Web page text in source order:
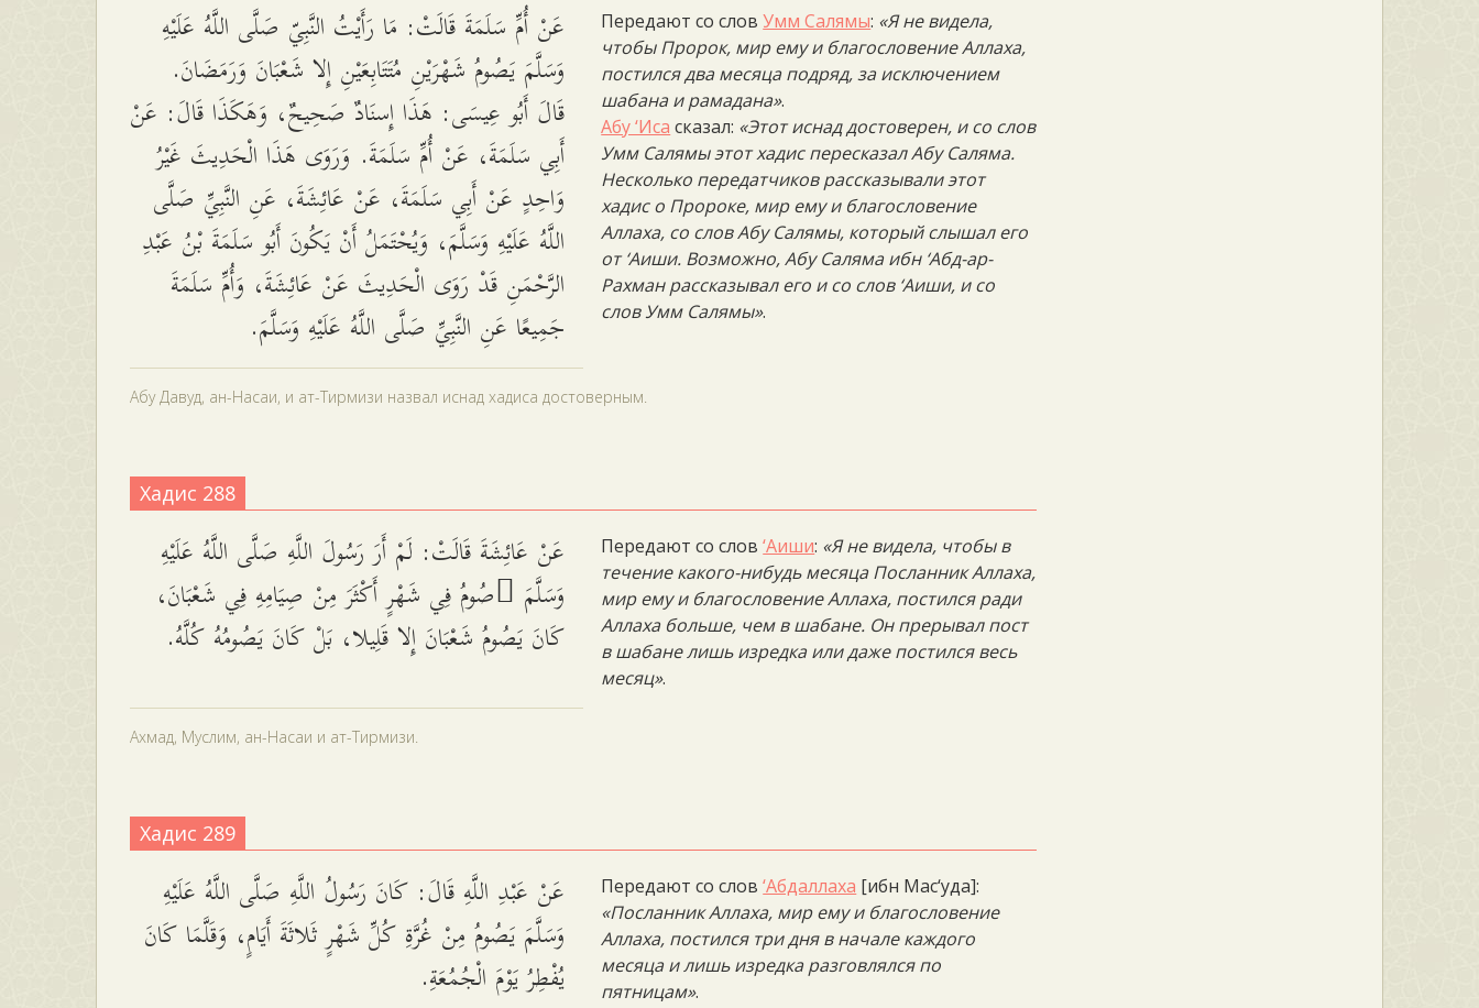
عَنْ أُمِّ سَلَمَةَ قَالَتْ: مَا رَأَيْتُ النَّبِيّ صَلَّى اللَّهُ عَلَيْهِ
وَسَلَّمَ يَصُومُ شَهْرَيْنِ مُتَتَابِعَيْنِ إِلا شَعْبَانَ وَرَمَضَانَ.
قَالَ أَبُو عِيسَى: هَذَا إِسنَادٌ صَحِيحٌ، وَهَكَذَا قَالَ: عَنْ
أَبِي سَلَمَةَ، عَنْ أُمِّ سَلَمَةَ. وَرَوَى هَذَا الْحَدِيثَ غَيْرُ
وَاحِدٍ عَنْ أَبِي سَلَمَةَ، عَنْ عَائِشَةَ، عَنِ النَّبِيِّ صَلَّى
اللَّهُ عَلَيْهِ وَسَلَّمَ، وَيُحْتَمَلُ أَنْ يَكُونَ أَبُو سَلَمَةَ بْنُ عَبْدِ
الرَّحْمَنِ قَدْ رَوَى الْحَدِيثَ عَنْ عَائِشَةَ، وَأُمِّ سَلَمَةَ
جَمِيعًا عَنِ النَّبِيِّ صَلَّى اللَّهُ عَلَيْهِ وَسَلَّمَ.
Передают со словУмм Салямы: «Я не видела,
чтобы Пророк, мир ему и благословение Аллаха,
постился два месяца подряд, за исключением
шабана и рамадана».
Абу ‘Иса сказал: «Этот иснад достоверен, и со слов
Умм Салямы этот хадис пересказал Абу Саляма.
Несколько передатчиков рассказывали этот
хадис о Пророке, мир ему и благословение
Аллаха, со слов Абу Салямы, который слышал его
от ‘Аиши. Возможно, Абу Саляма ибн ‘Абд-ар-
Рахман рассказывал его и со слов ‘Аиши, и со
слов Умм Салямы».
Абу Давуд, ан-Насаи, и ат-Тирмизи назвал иснад хадиса достоверным.
Хадис 288
عَنْ عَائِشَةَ قَالَتْ: لَمْ أَرَ رَسُولَ اللَّهِ صَلَّى اللَّهُ عَلَيْهِ
وَسَلَّمَ َصُومُ فِي شَهْرٍ أَكْثَرَ مِنْ صِيَامِهِ فِي شَعْبَانَ،
كَانَ يَصُومُ شَعْبَانَ إِلا قَلِيلا، بَلْ كَانَ يَصُومُهُ كُلَّهُ.
Передают со слов‘Аиши: «Я не видела, чтобы в
течение какого-нибудь месяца Посланник Аллаха,
мир ему и благословение Аллаха, постился ради
Аллаха больше, чем в шабане. Он прерывал пост
в шабане лишь изредка или даже постился весь
месяц».
Ахмад, Муслим, ан-Насаи и ат-Тирмизи.
Хадис 289
عَنْ عَبْدِ اللَّهِ قَالَ: كَانَ رَسُولُ اللَّهِ صَلَّى اللَّهُ عَلَيْهِ
وَسَلَّمَ يَصُومُ مِنْ غُرَّةِ كُلِّ شَهْرٍ ثَلاثَةَ أَيَامٍ، وَقَلَّمَا كَانَ
يُفْطِرُ يَوْمَ الْجُمُعَةِ.
Передают со слов‘Абдаллаха [ибн Мас‘уда]:
«Посланник Аллаха, мир ему и благословение
Аллаха, постился три дня в начале каждого
месяца и лишь изредка разговлялся по
пятницам».